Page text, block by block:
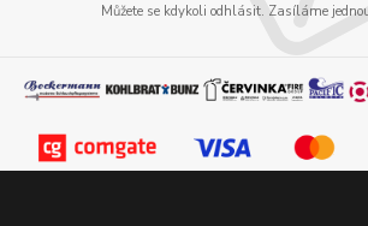
Můžete se kdykoli odhlásit. Zasíláme